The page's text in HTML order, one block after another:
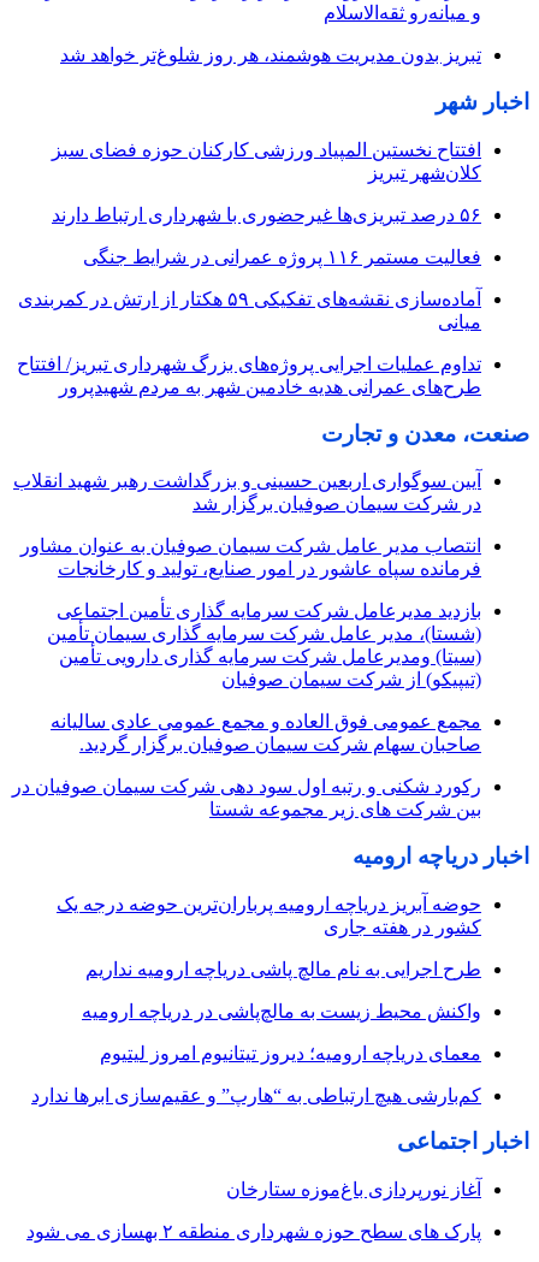
و میانه‌رو ثقه‌الاسلام
تبریز بدون مدیریت هوشمند، هر روز شلوغ‌تر خواهد شد
اخبار شهر
افتتاح نخستین المپیاد ورزشی کارکنان حوزه فضای سبز
کلان‌شهر تبریز
۵۶ درصد تبریزی‌ها غیرحضوری با شهرداری ارتباط دارند
فعالیت مستمر ۱۱۶ پروژه عمرانی در شرایط جنگی
آماده‌سازی نقشه‌های تفکیکی ۵۹ هکتار از ارتش در کمربندی
میانی
تداوم عملیات اجرایی پروژه‌های بزرگ شهرداری تبریز/ افتتاح
طرح‌های عمرانی هدیه خادمین شهر به مردم شهیدپرور
صنعت، معدن و تجارت
آیین سوگواری اربعین حسینی و بزرگداشت رهبر شهید انقلاب
در شرکت سیمان صوفیان برگزار شد
انتصاب مدیر عامل شرکت سیمان صوفیان به عنوان مشاور
فرمانده سپاه عاشور در امور صنایع، تولید و کارخانجات
بازدید مدیرعامل شرکت سرمایه گذاری تأمین اجتماعی
(شستا)، مدیر عامل شرکت سرمایه گذاری سیمان تأمین
(سیتا) ومدیرعامل شرکت سرمایه گذاری دارویی تأمین
(تیپیکو) از شرکت سیمان صوفیان
مجمع عمومی فوق العاده و مجمع عمومی عادی سالیانه
صاحبان سهام شرکت سیمان صوفیان برگزار گردید.
رکورد شکنی و رتبه اول سود دهی شرکت سیمان صوفیان در
بین شرکت های زیر مجموعه شستا
اخبار دریاچه ارومیه
حوضه آبریز دریاچه ارومیه پرباران‌ترین حوضه‌ درجه یک
کشور در هفته جاری
طرح اجرایی به نام مالچ پاشی دریاچه ارومیه نداریم
واکنش محیط زیست به مالچ‌پاشی در دریاچه ارومیه
معمای دریاچه ارومیه؛ دیروز تیتانیوم امروز لیتیوم
کم‌بارشی هیچ ارتباطی به “هارپ” و عقیم‌سازی ابرها ندارد
اخبار اجتماعی
آغاز نورپردازی باغ‌موزه ستارخان
پارک های سطح حوزه شهرداری منطقه ۲ بهسازی می شود